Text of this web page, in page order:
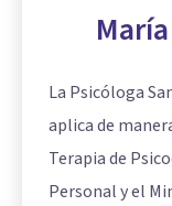
La Psicóloga
aplica de
Terapia de
Personal y el